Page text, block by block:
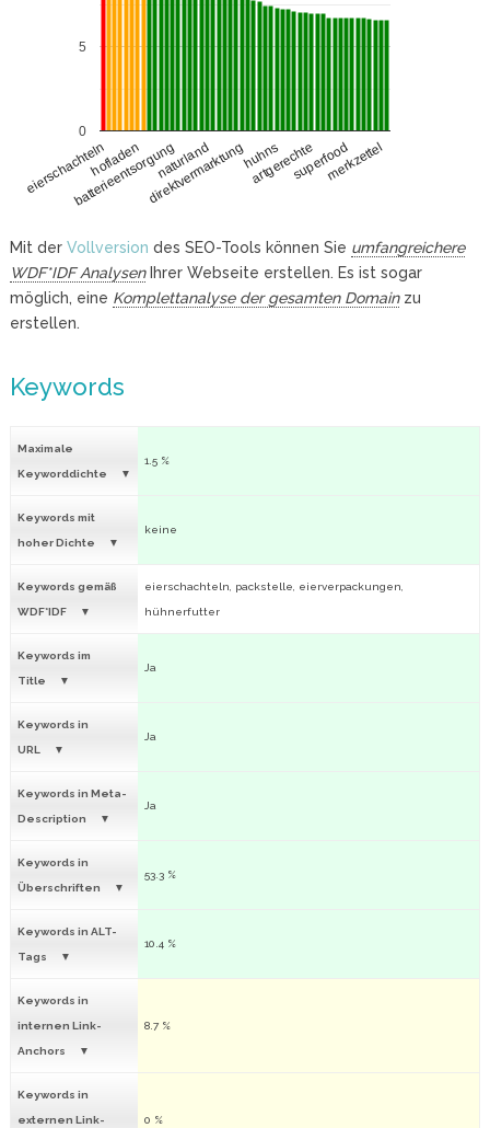
eierschachtelnhofladen
batterieentsorgungnaturland
direktvermarktunghuhns
artgerechtesuperfoodmerkzettel
0
5
Mit der Vollversion des SEO-Tools können Sie umfangreichere
WDF*IDF AnalysenIhrer Webseite erstellen. Es ist sogar
möglich, eine Komplettanalyse der gesamten Domainzu
erstellen.
Keywords
Maximale
Keyworddichte
1.5 %
Keywords mit
hoher Dichte
keine
Keywords gemäß
WDF*IDF
eierschachteln, packstelle, eierverpackungen,
hühnerfutter
Keywords im
Title
Ja
Keywords in
URL
Ja
Keywords in Meta-
Description
Ja
Keywords in
Überschriften
53.3 %
Keywords in ALT-
Tags
10.4 %
Keywords in
internen Link-
Anchors
8.7 %
Keywords in
externen Link- 0 %